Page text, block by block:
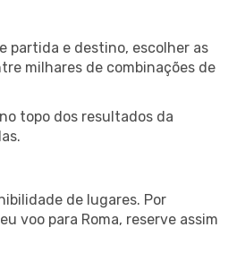
partida e destino, escolher as
milhares de combinações de
topo dos resultados da
de lugares. Por
voo para Roma, reserve assim